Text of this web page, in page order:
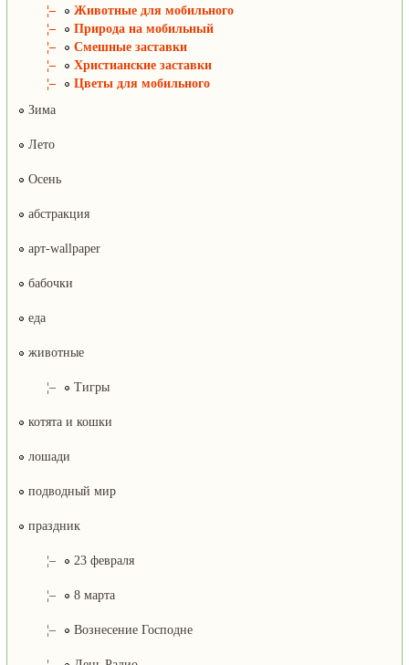
¦–
Животные для мобильного
¦–
Природа на мобильный
¦–
Смешные заставки
¦–
Христианские заставки
¦–
Цветы для мобильного
Зима
Лето
Осень
абстракция
арт-wallpaper
бабочки
еда
животные
¦– Тигры
котята и кошки
лошади
подводный мир
праздник
¦– 23 февраля
¦– 8 марта
¦– Вознесение Господне